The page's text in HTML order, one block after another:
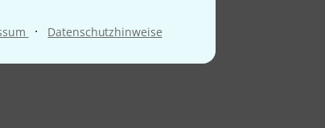
· Datenschutzhinweise